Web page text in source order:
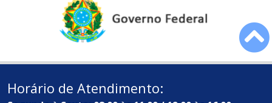
Horário de Atendimento: